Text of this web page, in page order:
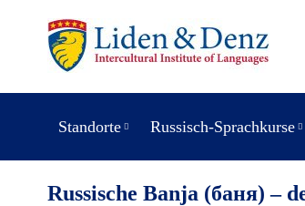
Standorte Russisch-Sprachkurse
Russische Banja (баня) –